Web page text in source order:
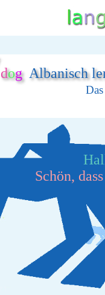
dogAlbanisch
Schön,